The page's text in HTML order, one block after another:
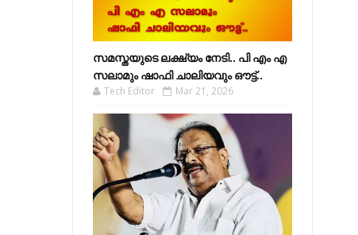
സമസ്തയുടെ ലക്ഷ്യം നേടി.. പി എം എ
സലാമും ഷാഫി ചാലിയവും ഔട്ട്..
Tech Editor Mar 21, 2026